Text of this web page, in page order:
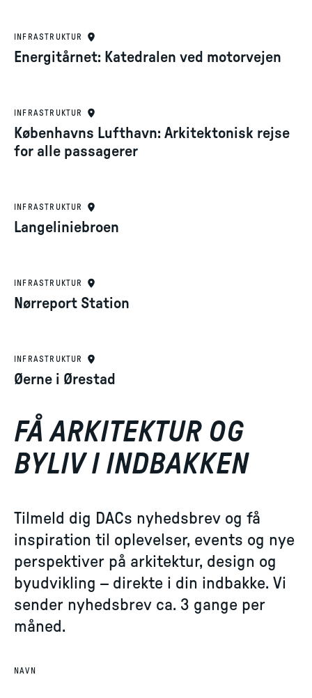
INFRASTRUKTUR
Energitårnet: Katedralen ved motorvejen
INFRASTRUKTUR
Københavns Lufthavn: Arkitektonisk rejse
for alle passagerer
INFRASTRUKTUR
Langeliniebroen
INFRASTRUKTUR
Nørreport Station
INFRASTRUKTUR
Øerne i Ørestad
FÅ ARKITEKTUR OG
BYLIV I INDBAKKEN
Tilmeld dig DACs nyhedsbrev og få
inspiration til oplevelser, events og nye
perspektiver på arkitektur, design og
byudvikling – direkte i din indbakke. Vi
sender nyhedsbrev ca. 3 gange per
måned.
NAVN